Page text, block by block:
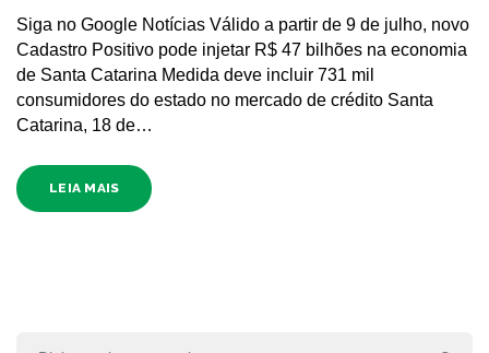
Siga no Google Notícias Válido a partir de 9 de julho, novo
Cadastro Positivo pode injetar R$ 47 bilhões na economia
de Santa Catarina Medida deve incluir 731 mil
consumidores do estado no mercado de crédito Santa
Catarina, 18 de…
LEIA MAIS